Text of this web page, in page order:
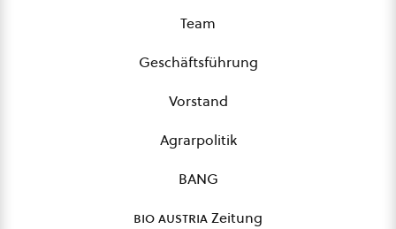
Team
Geschäftsführung
Vorstand
Agrarpolitik
BANG
bio austriaZeitung